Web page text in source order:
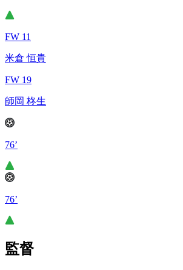
FW 11
米倉 恒貴
FW 19
師岡 柊生
76’
76’
監督